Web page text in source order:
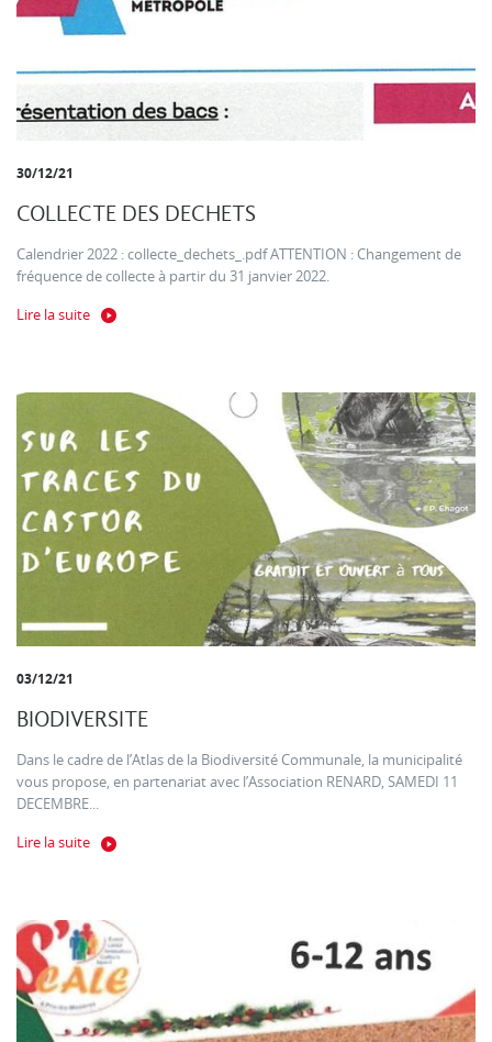
30/12/21
COLLECTE DES DECHETS
Calendrier 2022 : collecte_dechets_.pdf ATTENTION : Changement de
fréquence de collecte à partir du 31 janvier 2022.
Lire la suite
03/12/21
BIODIVERSITE
Dans le cadre de l’Atlas de la Biodiversité Communale, la municipalité
vous propose, en partenariat avec l’Association RENARD, SAMEDI 11
DECEMBRE...
Lire la suite